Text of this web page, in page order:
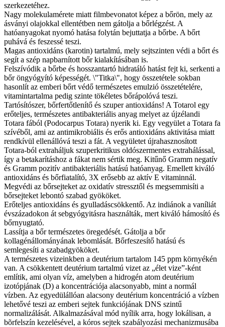
szerkezetéhez.
Nagy molekulamérete miatt filmbevonatot képez a bőrön, mely az
ásványi olajokkal ellentétben nem gátolja a bőrlégzést. A
hatóanyagokat nyomó hatása folytán bejuttatja a bőrbe. A bőrt
puhává és feszessé teszi.
Magas antioxidáns (karotin) tartalmú, mely sejtszinten védi a bőrt és
segít a szép napbarnított bőr kialakításában is.
Felszívódik a bőrbe és hosszantartó hidratáló hatást fejt ki, serkenti a
bőr öngyógyító képességét. \"Titka\", hogy összetétele sokban
hasonlít az emberi bőrt védő természetes emulzió összetételére,
vitamintartalma pedig szinte tökéletes bőrápolóvá teszi.
Tartósítószer, bőrfertőtlenítő és szuper antioxidáns! A Totarol egy
erőteljes, természetes antibakteriális anyag melyet az újzélandi
Totara fából (Podocarpus Totara) nyerik ki. Egy vegyület a Totara fa
szívéből, ami az antimikrobiális és erős antioxidáns aktivitása miatt
rendkívül ellenállóvá teszi a fát. A vegyületet újrahasznosított
Totara-ból extraháljuk szuperkritikus oldószermentes extrahálással,
így a betakarításhoz a fákat nem sértik meg. Kitűnő Gramm negatív
és Gramm pozitív antibakteriális hatású hatóanyag. Emellett kiváló
antioxidáns és bőrfiatalító, 3X erősebb az aktív E vitaminnál.
Megvédi az bőrsejteket az oxidatív stressztől és megsemmisíti a
bőrsejteket lebontó szabad gyököket.
Erőteljes antioxidáns és gyulladáscsökkentő. Az indiánok a vaníliát
évszázadokon át sebgyógyitásra használták, mert kiváló hámosító és
bőrnyugtató.
Lassítja a bőr természetes öregedését. Gátolja a bőr
kollagénállományának lebomlását. Bőrfeszesítő hatású és
semlegesíti a szabadgyököket.
A természetes vizeinkben a deutérium tartalom 145 ppm környékén
van. A csökkentett deutérium tartalmú vizet az „élet vize”-ként
említik, ami olyan víz, amelyben a hidrogén atom deutérium
izotópjának (D) a koncentrációja alacsonyabb, mint a normál
vízben. Az egyedülállóan alacsony deutérium koncentráció a vízben
lehetővé teszi az emberi sejtek funkciójának DNS szintű
normalizálását. Alkalmazásával mód nyílik arra, hogy lokálisan, a
bõrfelszín kezelésével, a kóros sejtek szabályozási mechanizmusába